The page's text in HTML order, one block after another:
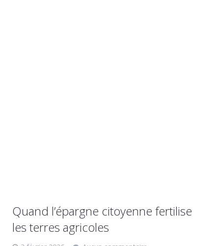
Quand l’épargne citoyenne fertilise
les terres agricoles